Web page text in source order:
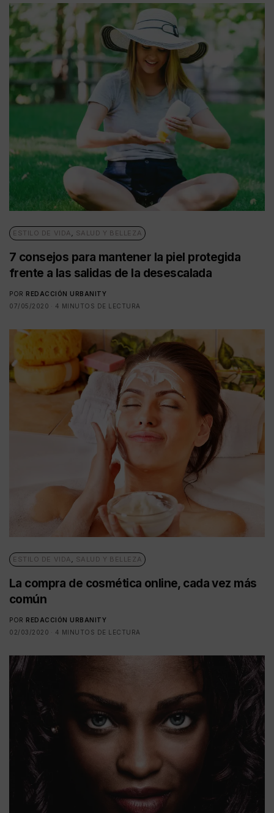
ESTILO DE VIDA , SALUD Y BELLEZA
7 consejos para mantener la piel protegida
frente a las salidas de la desescalada
POR REDACCIÓN URBANITY
07/05/2020
4 MINUTOS DE LECTURA
ESTILO DE VIDA , SALUD Y BELLEZA
La compra de cosmética online, cada vez más
común
POR REDACCIÓN URBANITY
02/03/2020
4 MINUTOS DE LECTURA